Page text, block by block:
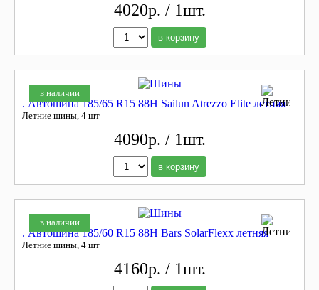
4020р. / 1шт.
в корзину
в наличии
. Автошина 185/65 R15 88H Sailun Atrezzo Elite летняя
Летние шины, 4 шт
4090р. / 1шт.
в корзину
в наличии
. Автошина 185/60 R15 88H Bars SolarFlexx летняя
Летние шины, 4 шт
4160р. / 1шт.